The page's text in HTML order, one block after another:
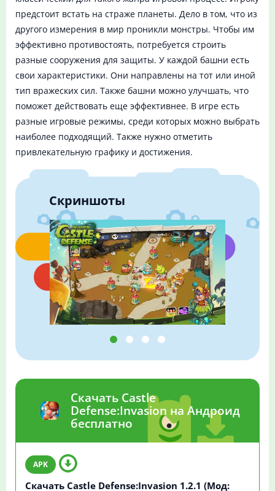
предстоит встать на страже планеты. Дело в том, что из
другого измерения в мир проникли монстры. Чтобы им
эффективно противостоять, потребуется строить
разные сооружения для защиты. У каждой башни есть
свои характеристики. Они направлены на тот или иной
тип вражеских сил. Также башни можно улучшать, что
поможет действовать еще эффективнее. В игре есть
разные игровые режимы, среди которых можно выбрать
наиболее подходящий. Также нужно отметить
привлекательную графику и достижения.
Скриншоты
Скачать Castle
Defense:Invasion на Андроид
бесплатно
Скачать Castle Defense:Invasion 1.2.1 (Мод: